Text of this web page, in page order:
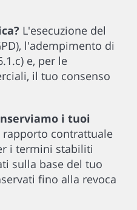
L'esecuzione del
l'adempimento di
e, per le
il tuo consenso
i tuoi
rapporto contrattuale
i termini stabiliti
sulla base del tuo
fino alla revoca